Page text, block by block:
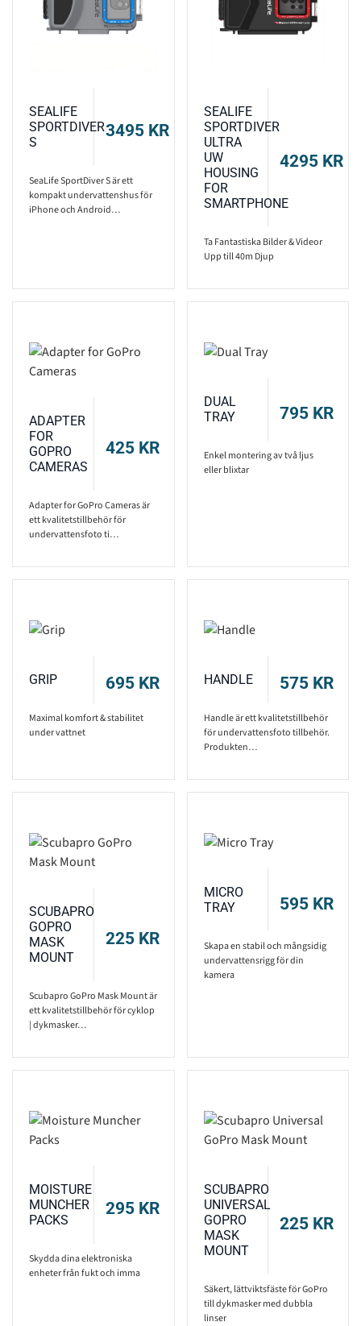
SEALIFE
SPORTDIVER
S
3495 KR
SeaLife SportDiver S är ett
kompakt undervattenshus för
iPhone och Android…
SEALIFE
SPORTDIVER
ULTRA
UW
HOUSING
FOR
SMARTPHONE
4295 KR
Ta Fantastiska Bilder & Videor
Upp till 40m Djup
ADAPTER
FOR
GOPRO
CAMERAS
425 KR
Adapter for GoPro Cameras är
ett kvalitetstillbehör för
undervattensfoto ti…
DUAL
TRAY
795 KR
Enkel montering av två ljus
eller blixtar
GRIP 695 KR
Maximal komfort & stabilitet
under vattnet
HANDLE 575 KR
Handle är ett kvalitetstillbehör
för undervattensfoto tillbehör.
Produkten…
SCUBAPRO
GOPRO
MASK
MOUNT
225 KR
Scubapro GoPro Mask Mount är
ett kvalitetstillbehör för cyklop
| dykmasker…
MICRO
TRAY
595 KR
Skapa en stabil och mångsidig
undervattensrigg för din
kamera
MOISTURE
MUNCHER
PACKS
295 KR
Skydda dina elektroniska
enheter från fukt och imma
SCUBAPRO
UNIVERSAL
GOPRO
MASK
MOUNT
225 KR
Säkert, lättviktsfäste för GoPro
till dykmasker med dubbla
linser